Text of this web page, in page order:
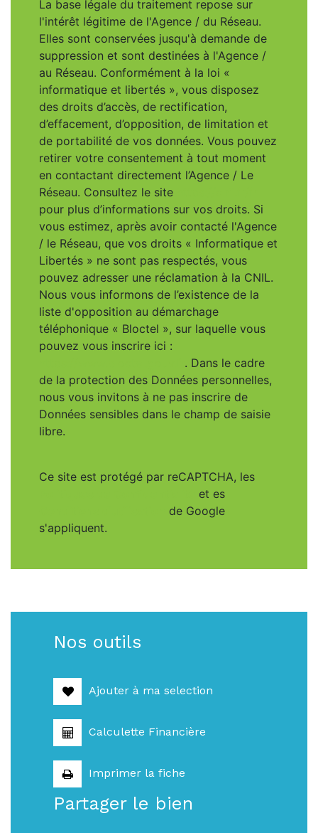
La base légale du traitement repose sur
l'intérêt légitime de l'Agence / du Réseau.
Elles sont conservées jusqu'à demande de
suppression et sont destinées à l'Agence /
au Réseau. Conformément à la loi «
informatique et libertés », vous disposez
des droits d’accès, de rectification,
d’effacement, d’opposition, de limitation et
de portabilité de vos données. Vous pouvez
retirer votre consentement à tout moment
en contactant directement l’Agence / Le
Réseau. Consultez le site
pour plus d’informations sur vos droits. Si
vous estimez, après avoir contacté l'Agence
/ le Réseau, que vos droits « Informatique et
Libertés » ne sont pas respectés, vous
pouvez adresser une réclamation à la CNIL.
Nous vous informons de l’existence de la
liste d'opposition au démarchage
téléphonique « Bloctel », sur laquelle vous
pouvez vous inscrire ici :
. Dans le cadre
de la protection des Données personnelles,
nous vous invitons à ne pas inscrire de
Données sensibles dans le champ de saisie
libre.
Ce site est protégé par reCAPTCHA, les
et es
de Google
s'appliquent.
Nos outils
Ajouter à ma selection
Calculette Financière
Imprimer la fiche
Partager le bien